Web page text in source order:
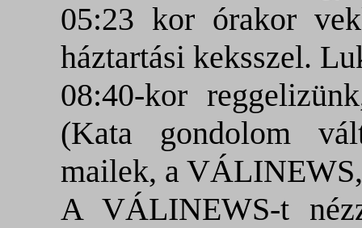
05:23 kor órakor
háztartási keksszel.
08:40-kor
(Kata gondolom
mailek, a
A VÁLINEWS-t